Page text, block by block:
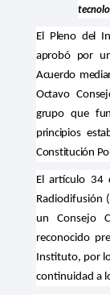
El Pleno del
aprobó por
Acuerdo
Octavo
grupo que
principios
Constitución
El artículo 34
Radiodifusión
un Consejo
reconocido
Instituto, por
continuidad a